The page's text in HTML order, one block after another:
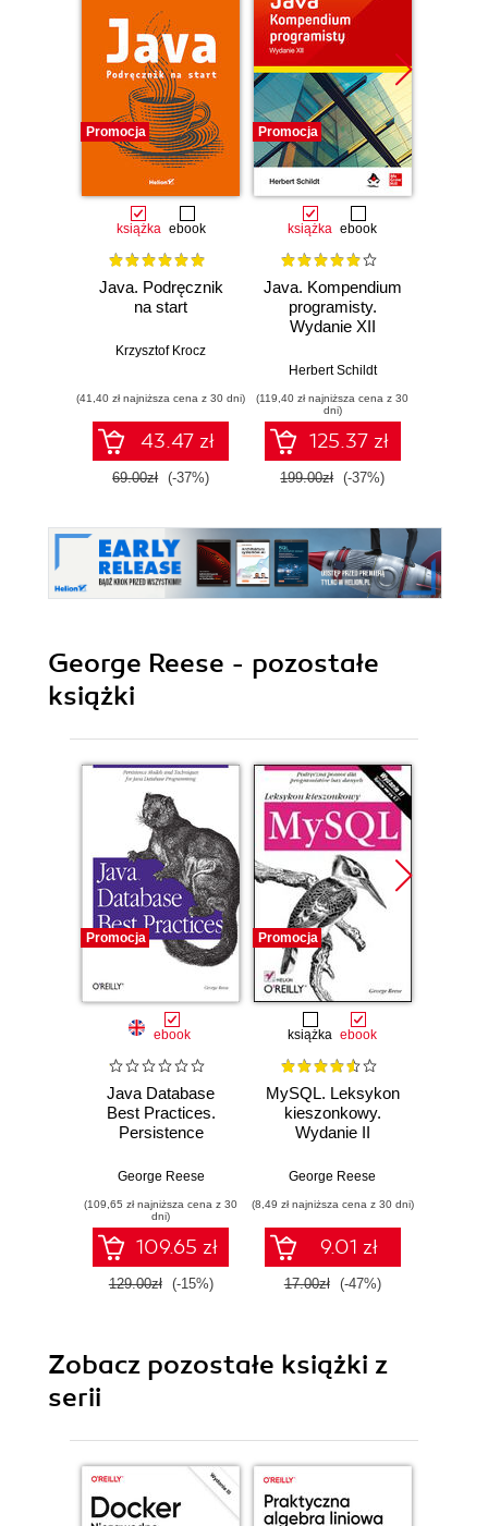
Promocja
książka ebook
Java. Podręcznik
na start
Krzysztof Krocz
(41,40 zł najniższa cena z 30 dni)
43.47 zł
69.00zł (-37%)
Promocja
książka ebook
Java. Kompendium
programisty.
Wydanie XII
Herbert Schildt
(119,40 zł najniższa cena z 30
dni)
125.37 zł
199.00zł (-37%)
George Reese - pozostałe
książki
Promocja
ebook
Java Database
Best Practices.
Persistence
Techniques for
Programming
George Reese
(109,65 zł najniższa cena z 30
dni)
109.65 zł
129.00zł (-15%)
Promocja
książka ebook
MySQL. Leksykon
kieszonkowy.
Wydanie II
George Reese
(8,49 zł najniższa cena z 30 dni)
9.01 zł
17.00zł (-47%)
Zobacz pozostałe książki z
serii